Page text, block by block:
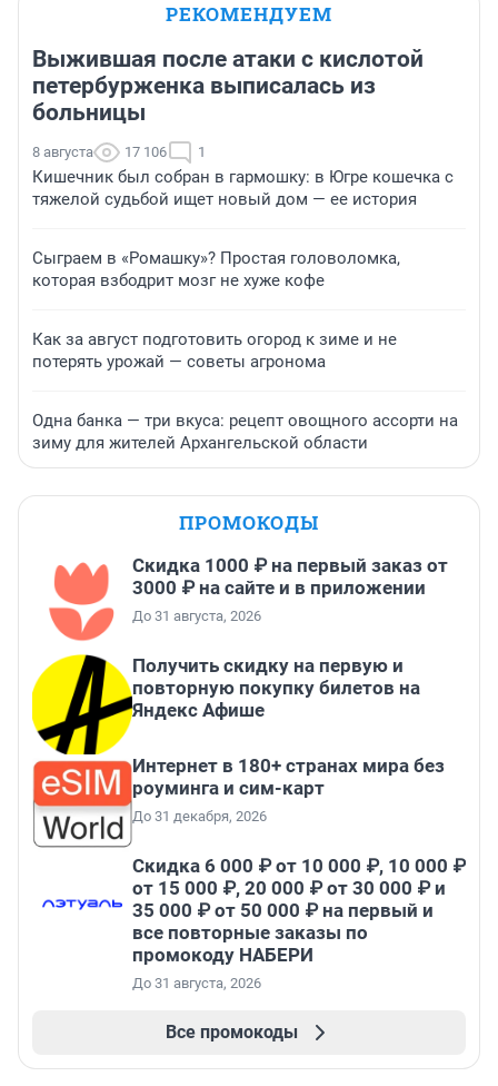
РЕКОМЕНДУЕМ
Выжившая после атаки с кислотой
петербурженка выписалась из
больницы
8 августа 17 106 1
Кишечник был собран в гармошку: в Югре кошечка с
тяжелой судьбой ищет новый дом — ее история
Сыграем в «Ромашку»? Простая головоломка,
которая взбодрит мозг не хуже кофе
Как за август подготовить огород к зиме и не
потерять урожай — советы агронома
Одна банка — три вкуса: рецепт овощного ассорти на
зиму для жителей Архангельской области
ПРОМОКОДЫ
Скидка 1000 ₽ на первый заказ от
3000 ₽ на сайте и в приложении
До 31 августа, 2026
Получить скидку на первую и
повторную покупку билетов на
Яндекс Афише
Интернет в 180+ странах мира без
роуминга и сим-карт
До 31 декабря, 2026
Скидка 6 000 ₽ от 10 000 ₽, 10 000 ₽
от 15 000 ₽, 20 000 ₽ от 30 000 ₽ и
35 000 ₽ от 50 000 ₽ на первый и
все повторные заказы по
промокоду НАБЕРИ
До 31 августа, 2026
Все промокоды